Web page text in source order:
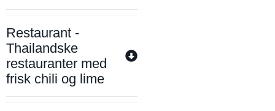
Restaurant -
Thailandske
restauranter med
frisk chili og lime